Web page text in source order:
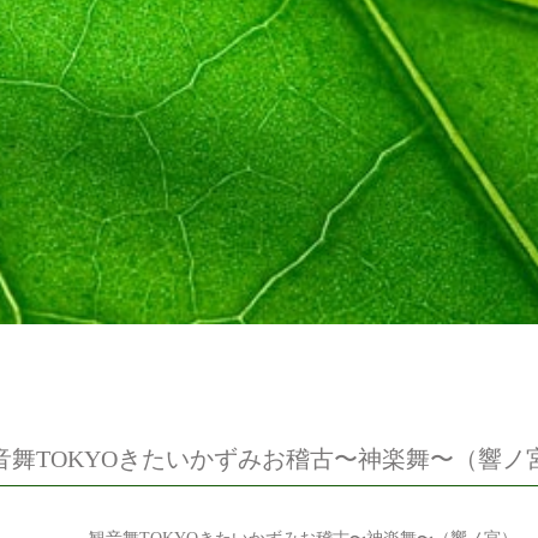
舞TOKYOきたいかずみお稽古〜神楽舞〜（響ノ